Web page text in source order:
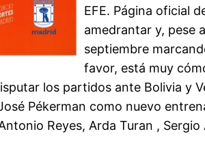
EFE. Página oficial
amedrantar y, pese
septiembre
favor, está muy
los partidos ante Bolivia y
Pékerman como nuevo
Reyes, Arda Turan ,